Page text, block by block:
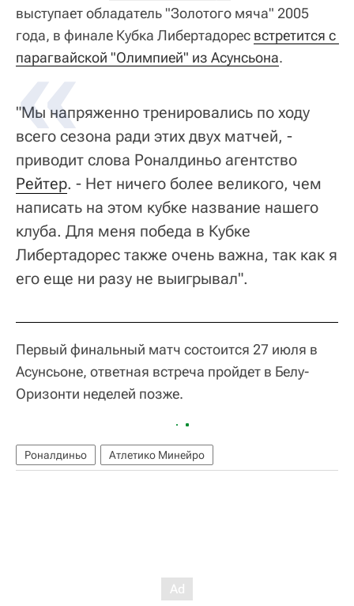
выступает обладатель "Золотого мяча" 2005
года, в финале Кубка Либертадорес встретится с
парагвайской "Олимпией" из Асунсьона.
"Мы напряженно тренировались по ходу
всего сезона ради этих двух матчей, -
приводит слова Роналдиньо агентство
Рейтер. - Нет ничего более великого, чем
написать на этом кубке название нашего
клуба. Для меня победа в Кубке
Либертадорес также очень важна, так как я
его еще ни разу не выигрывал".
Первый финальный матч состоится 27 июля в
Асунсьоне, ответная встреча пройдет в Белу-
Оризонти неделей позже.
Роналдиньо Атлетико Минейро